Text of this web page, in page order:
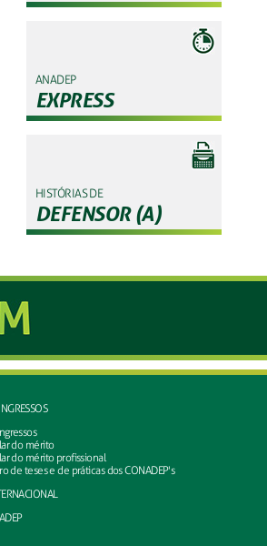
ANADEP
EXPRESS
HISTÓRIAS DE
DEFENSOR (A)
do mérito
do mérito profissional
de teses e de práticas dos CONADEP's